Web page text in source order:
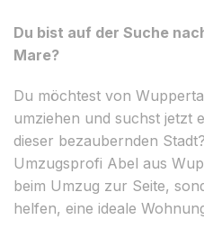
Du bist auf der Suche
Mare?
Du möchtest von
umziehen und suchst jetzt
dieser bezaubernden
Umzugsprofi Abel aus
beim Umzug zur Seite,
helfen, eine ideale